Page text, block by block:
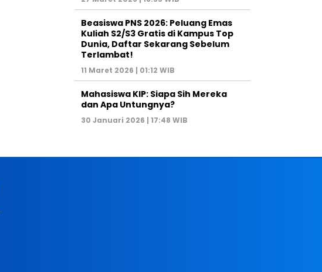
Beasiswa PNS 2026: Peluang Emas
Kuliah S2/S3 Gratis di Kampus Top
Dunia, Daftar Sekarang Sebelum
Terlambat!
11 Maret 2026 | 01:12 WIB
Mahasiswa KIP: Siapa Sih Mereka
dan Apa Untungnya?
30 Januari 2026 | 17:48 WIB